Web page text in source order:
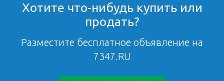
Хотите что-нибудь купить или
продать?
Разместите бесплатное объявление на
7347.RU